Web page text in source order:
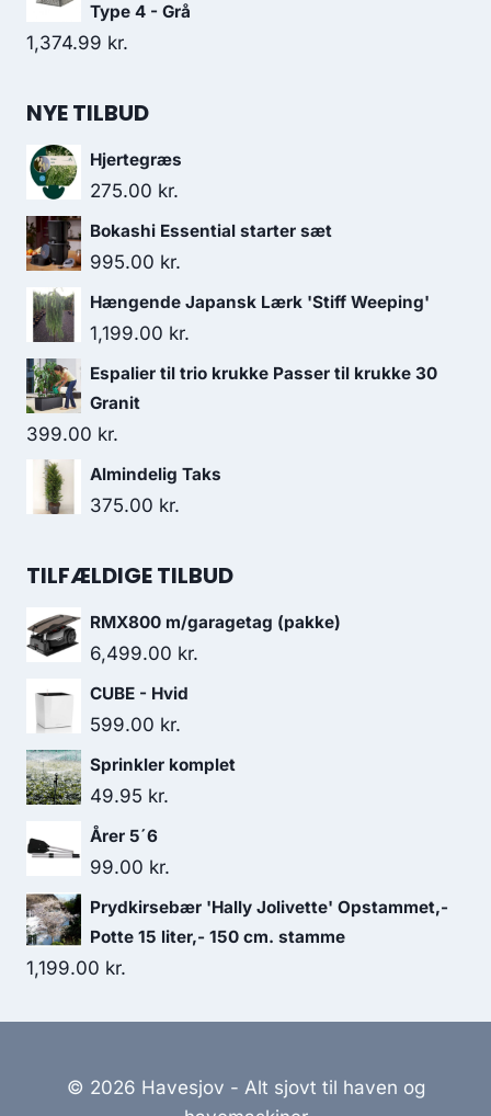
Type 4 - Grå
1,374.99 kr.
NYE TILBUD
Hjertegræs
275.00 kr.
Bokashi Essential starter sæt
995.00 kr.
Hængende Japansk Lærk 'Stiff Weeping'
1,199.00 kr.
Espalier til trio krukke Passer til krukke 30
Granit
399.00 kr.
Almindelig Taks
375.00 kr.
TILFÆLDIGE TILBUD
RMX800 m/garagetag (pakke)
6,499.00 kr.
CUBE - Hvid
599.00 kr.
Sprinkler komplet
49.95 kr.
Årer 5´6
99.00 kr.
Prydkirsebær 'Hally Jolivette' Opstammet,-
Potte 15 liter,- 150 cm. stamme
1,199.00 kr.
© 2026 Havesjov - Alt sjovt til haven og